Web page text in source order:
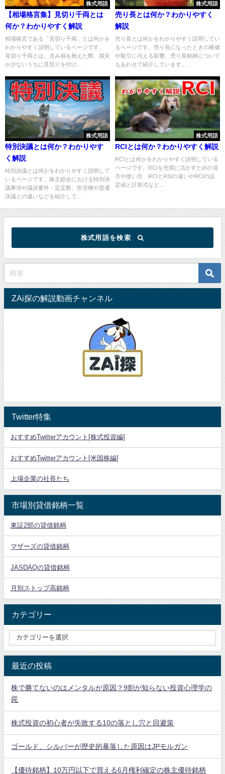
株式用語
【相場格言集】見切り千両とは
何か？わかりやすく解説
相場格言である「見切り千両」とは何かを
わかりやすく説明しているページです。
見切り千両とは、含み損を抱えた際、損失
が少ないうちに見切りを付け...
株式用語
売り長とは何か？わかりやすく
解説
売り長とは何かをわかりやすく説明してい
るページです。売り長になったときの株価
や取引に与える影響、売り長銘柄について
もあわせて紹介しています。...
株式用語
特別決議とは何か？わかりやす
く解説
特別決議とは何かをわかりやすく説明して
いるページです。株主総会における特別決
議事項や議決要件・定足数、拒否権や普通
決議との違いなどを紹介して...
株式用語
RCIとは何か？わかりやすく解説
RCIとは何かをわかりやすく説明している
ページです。RCIを売買に活かすための見
方や使い方、RCIとRSIの違いやRCIの設
定値と計算式など...
株式用語を検索
ZAi探の解説動画チャンネル
Twitter特集
おすすめTwitterアカウント[株式投資編]
おすすめTwitterアカウント[米国株編]
上場企業の社長たち
市場別貸借銘柄一覧
東証2部の貸借銘柄
マザーズの貸借銘柄
JASDAQの貸借銘柄
月別ストップ高銘柄
カテゴリー
最近の投稿
株で勝てないのはメンタルが原因？9割が知らない投資心理学の
罠
株式投資の初心者が失敗する10の落とし穴と回避策
ゴールド、シルバーが歴史的暴落した原因はJPモルガン
【優待銘柄】10万円以下で買える6月権利確定の株主優待銘柄